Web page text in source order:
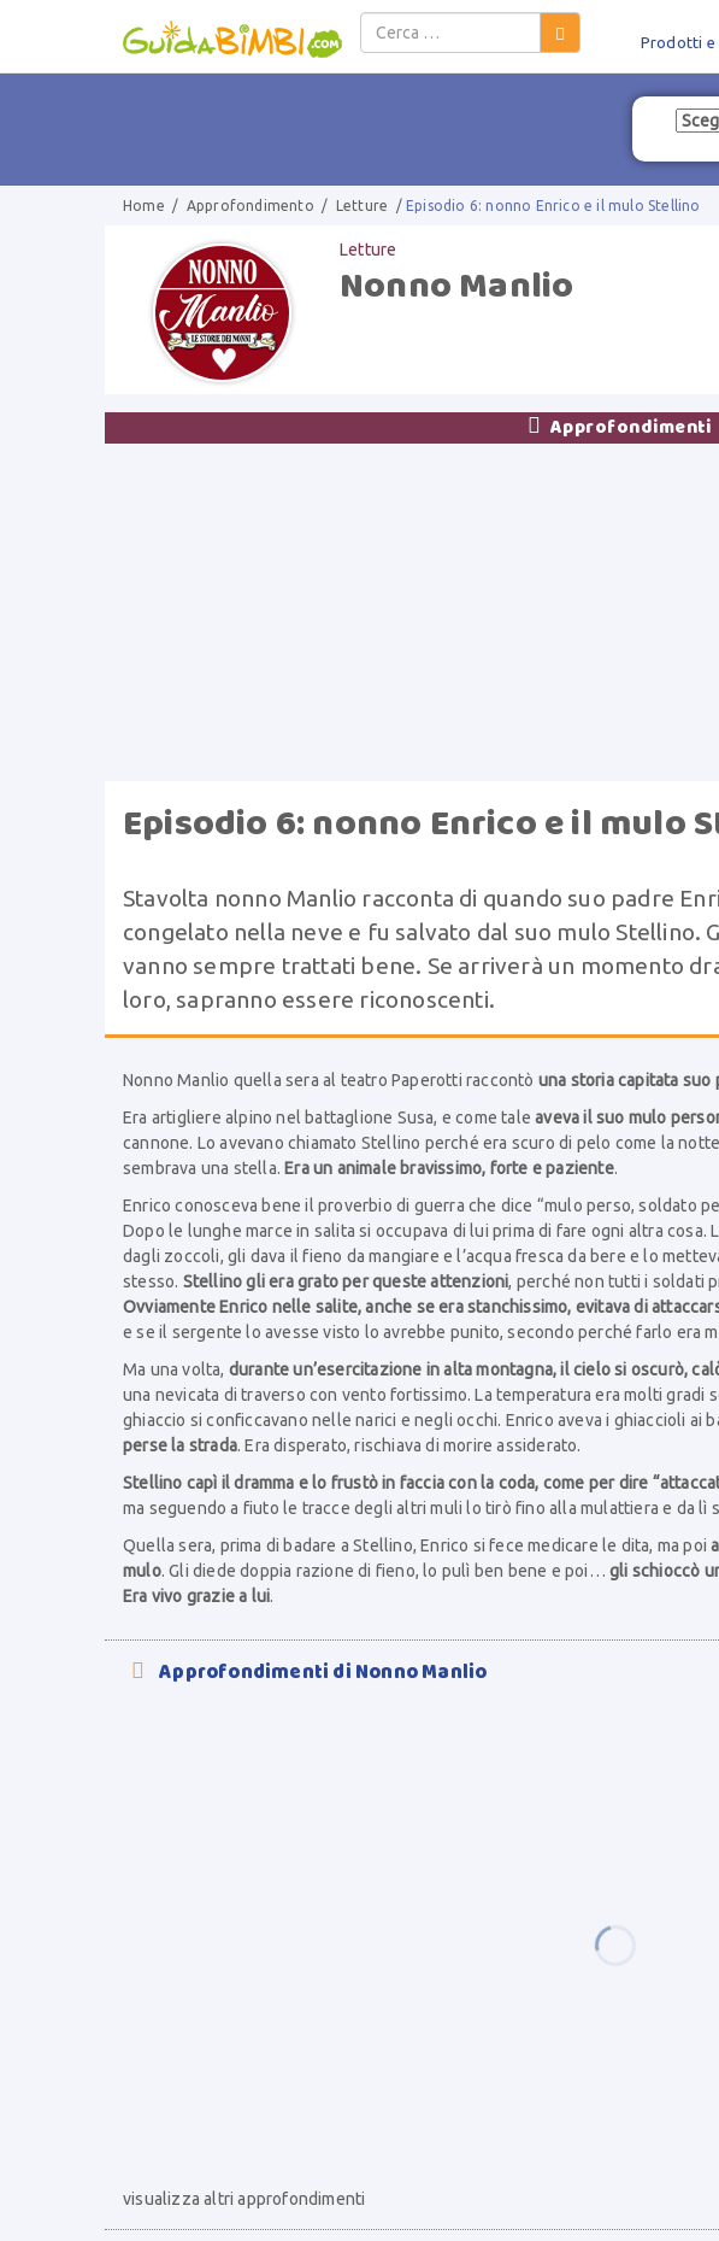
Salta al contenuto
Prodotti e
Home / Approfondimento / Letture /Episodio 6: nonno Enrico e il mulo Stellino
Letture
Nonno Manlio
 Approfondimenti
Episodio 6: nonno Enrico e il mulo
Stavolta nonno Manlio racconta di quando suo padre
congelato nella neve e fu salvato dal suo mulo Stellino.
vanno sempre trattati bene. Se arriverà un momento
loro, sapranno essere riconoscenti.
Nonno Manlio quella sera al teatro Paperotti raccontò una storia capitata suo
Era artigliere alpino nel battaglione Susa, e come taleaveva il suo mulo
cannone. Lo avevano chiamato Stellino perché era scuro di pelo come la
sembrava una stella. Era un animale bravissimo, forte e paziente.
Enrico conosceva bene il proverbio di guerra che dice “mulo perso, soldato
Dopo le lunghe marce in salita si occupava di lui prima di fare ogni altra
dagli zoccoli, gli dava il fieno da mangiare e l’acqua fresca da bere e lo
stesso. Stellino gli era grato per queste attenzioni, perché non tutti i soldati
Ovviamente Enrico nelle salite, anche se era stanchissimo, evitava di
e se il sergente lo avesse visto lo avrebbe punito, secondo perché farlo era
Ma una volta, durante un’esercitazione in alta montagna, il cielo si oscurò,
una nevicata di traverso con vento fortissimo. La temperatura era molti gradi
ghiaccio si conficcavano nelle narici e negli occhi. Enrico aveva i ghiaccioli ai
perse la strada. Era disperato, rischiava di morire assiderato.
Stellino capì il dramma e lo frustò in faccia con la coda, come per dire
ma seguendo a fiuto le tracce degli altri muli lo tirò fino alla mulattiera e da lì
Quella sera, prima di badare a Stellino, Enrico si fece medicare le dita, ma poi
mulo. Gli diede doppia razione di fieno, lo pulì ben bene e poi…gli schioccò
Era vivo grazie a lui.
 Approfondimenti di Nonno Manlio
visualizza altri approfondimenti